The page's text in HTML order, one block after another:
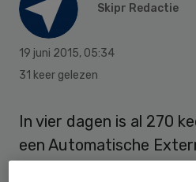
Skipr Redactie
19 juni 2015, 05:34
31 keer gelezen
In vier dagen is al 270
een Automatische